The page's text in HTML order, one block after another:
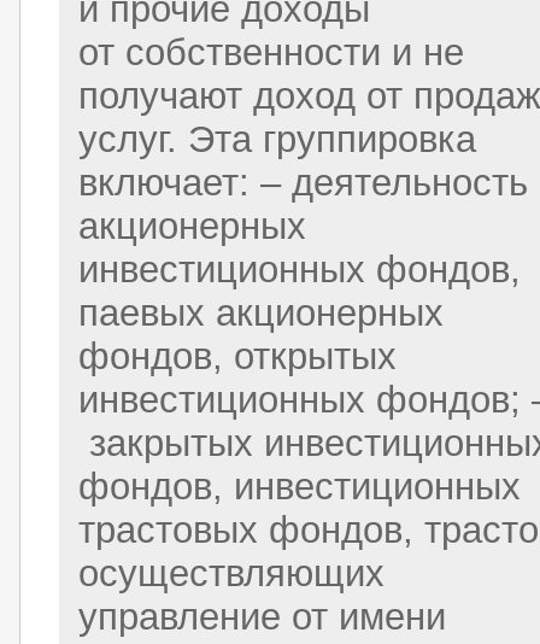
и прочие доходы
от собственности и не
получают доход от
услуг. Эта группировка
включает: – деятельность
акционерных
инвестиционных фондов,
паевых акционерных
фондов, открытых
инвестиционных фондов;
закрытых
фондов, инвестиционных
трастовых фондов,
осуществляющих
управление от имени